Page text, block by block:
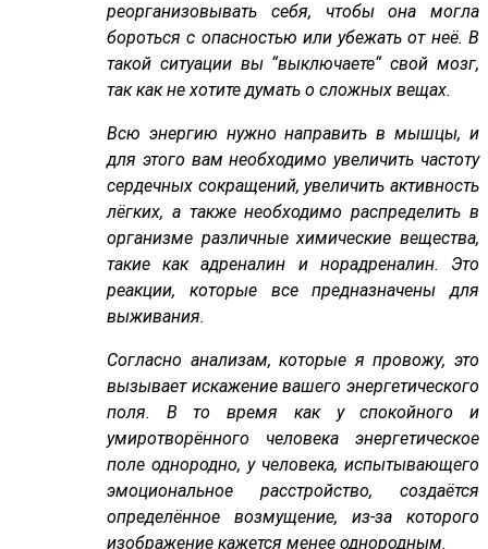
реорганизовывать себя, чтобы она могла
бороться с опасностью или убежать от неё. В
такой ситуации вы “выключаете“ свой мозг,
так как не хотите думать о сложных вещах.
Всю энергию нужно направить в мышцы, и
для этого вам необходимо увеличить частоту
сердечных сокращений, увеличить активность
лёгких, а также необходимо распределить в
организме различные химические вещества,
такие как адреналин и норадреналин. Это
реакции, которые все предназначены для
выживания.
Согласно анализам, которые я провожу, это
вызывает искажение вашего энергетического
поля. В то время как у спокойного и
умиротворённого человека энергетическое
поле однородно, у человека, испытывающего
эмоциональное расстройство, создаётся
определённое возмущение, из-за которого
изображение кажется менее однородным.